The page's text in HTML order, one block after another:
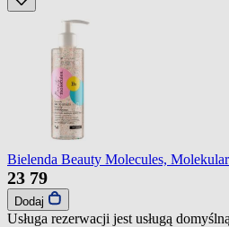
Bielenda Beauty Molecules,
23 79
Dodaj
Usługa rezerwacji jest usługą domyślną